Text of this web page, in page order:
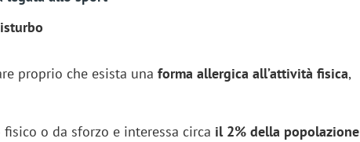
proprio che esista una forma allergica all’attività fisica,
o da sforzo e interessa circa il 2% della popolazione